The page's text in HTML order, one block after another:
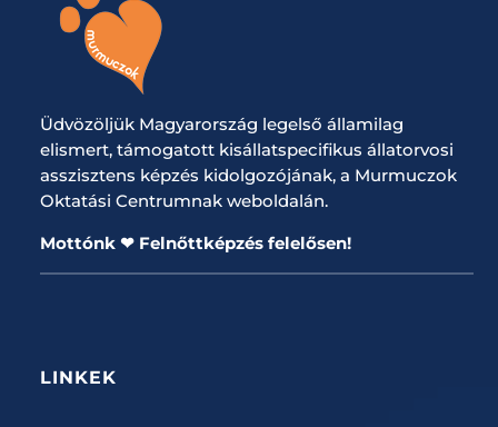
Üdvözöljük Magyarország legelső államilag
elismert, támogatott kisállatspecifikus állatorvosi
asszisztens képzés kidolgozójának, a Murmuczok
Oktatási Centrumnak weboldalán.
Mottónk ❤ Felnőttképzés felelősen!
LINKEK